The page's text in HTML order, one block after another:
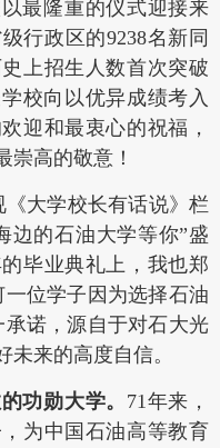
最隆重的仪式迎接来
行政区的9238名新同
上招生人数首次突破
校向以优异成绩考入
迎和最衷心的祝福，
崇高的敬意！
大学校长有话说》栏
边的石油大学等你”盛
毕业典礼上，我也郑
位学子因为选择石油
诺，源自于对石大光
来的高度自信。
功勋大学。 71年来，
为中国石油高等教育